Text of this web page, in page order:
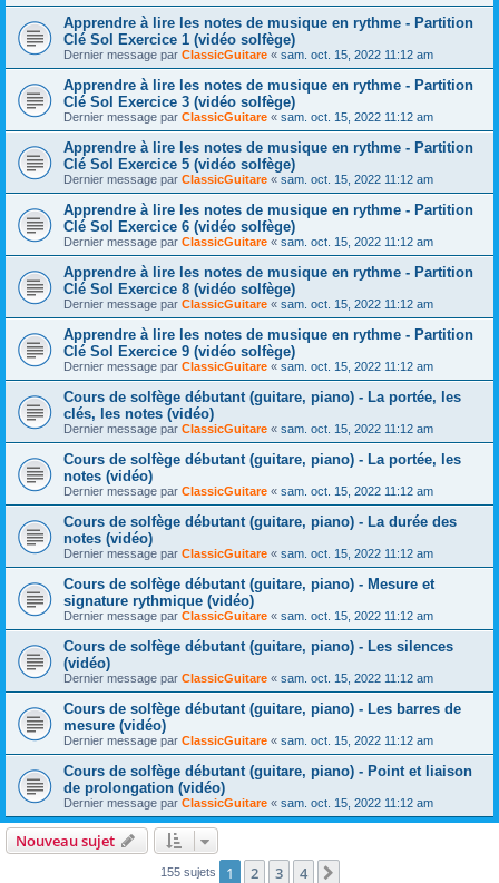
Apprendre à lire les notes de musique en rythme - Partition
Clé Sol Exercice 1 (vidéo solfège)
Dernier message par ClassicGuitare « sam. oct. 15, 2022 11:12 am
Apprendre à lire les notes de musique en rythme - Partition
Clé Sol Exercice 3 (vidéo solfège)
Dernier message par ClassicGuitare « sam. oct. 15, 2022 11:12 am
Apprendre à lire les notes de musique en rythme - Partition
Clé Sol Exercice 5 (vidéo solfège)
Dernier message par ClassicGuitare « sam. oct. 15, 2022 11:12 am
Apprendre à lire les notes de musique en rythme - Partition
Clé Sol Exercice 6 (vidéo solfège)
Dernier message par ClassicGuitare « sam. oct. 15, 2022 11:12 am
Apprendre à lire les notes de musique en rythme - Partition
Clé Sol Exercice 8 (vidéo solfège)
Dernier message par ClassicGuitare « sam. oct. 15, 2022 11:12 am
Apprendre à lire les notes de musique en rythme - Partition
Clé Sol Exercice 9 (vidéo solfège)
Dernier message par ClassicGuitare « sam. oct. 15, 2022 11:12 am
Cours de solfège débutant (guitare, piano) - La portée, les
clés, les notes (vidéo)
Dernier message par ClassicGuitare « sam. oct. 15, 2022 11:12 am
Cours de solfège débutant (guitare, piano) - La portée, les
notes (vidéo)
Dernier message par ClassicGuitare « sam. oct. 15, 2022 11:12 am
Cours de solfège débutant (guitare, piano) - La durée des
notes (vidéo)
Dernier message par ClassicGuitare « sam. oct. 15, 2022 11:12 am
Cours de solfège débutant (guitare, piano) - Mesure et
signature rythmique (vidéo)
Dernier message par ClassicGuitare « sam. oct. 15, 2022 11:12 am
Cours de solfège débutant (guitare, piano) - Les silences
(vidéo)
Dernier message par ClassicGuitare « sam. oct. 15, 2022 11:12 am
Cours de solfège débutant (guitare, piano) - Les barres de
mesure (vidéo)
Dernier message par ClassicGuitare « sam. oct. 15, 2022 11:12 am
Cours de solfège débutant (guitare, piano) - Point et liaison
de prolongation (vidéo)
Dernier message par ClassicGuitare « sam. oct. 15, 2022 11:12 am
Nouveau sujet
155 sujets 1 2 3 4